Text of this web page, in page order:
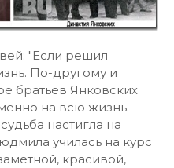
"Если решил
По-другому и
братьев Янковских
на всю жизнь.
настигла на
училась на курс
красивой,